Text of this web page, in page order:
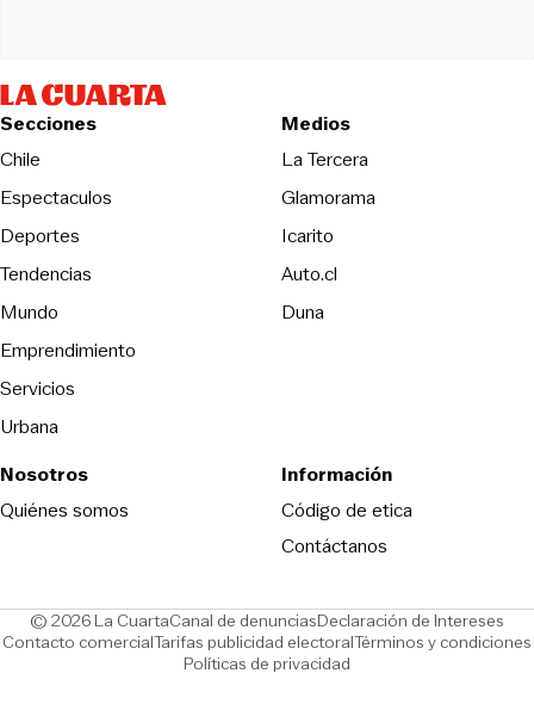
Secciones
Chile
Espectaculos
Deportes
Tendencias
Mundo
Emprendimiento
Servicios
Urbana
Medios
La TerceraOpens in new
Glamorama
Icarito
Auto.cl
DunaOpens in new window
Nosotros
Quiénes somos
Información
Código de eticaOpens in new
Contáctanos
© 2026 La CuartaCanal de denunciasOpens in new window
Declaración de Intereses
Contacto comercialOpens in new window
Tarifas publicidad electoralOpens in new window
Términos y condiciones
Políticas de privacidad